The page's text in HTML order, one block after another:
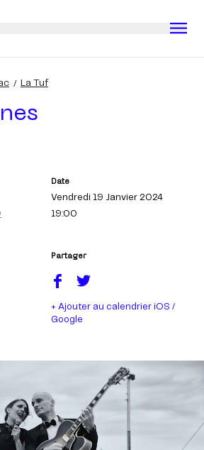
La Tuf
Date
Vendredi 19 Janvier 2024
19:00
Partager
+ Ajouter au calendrier iOS /
Google